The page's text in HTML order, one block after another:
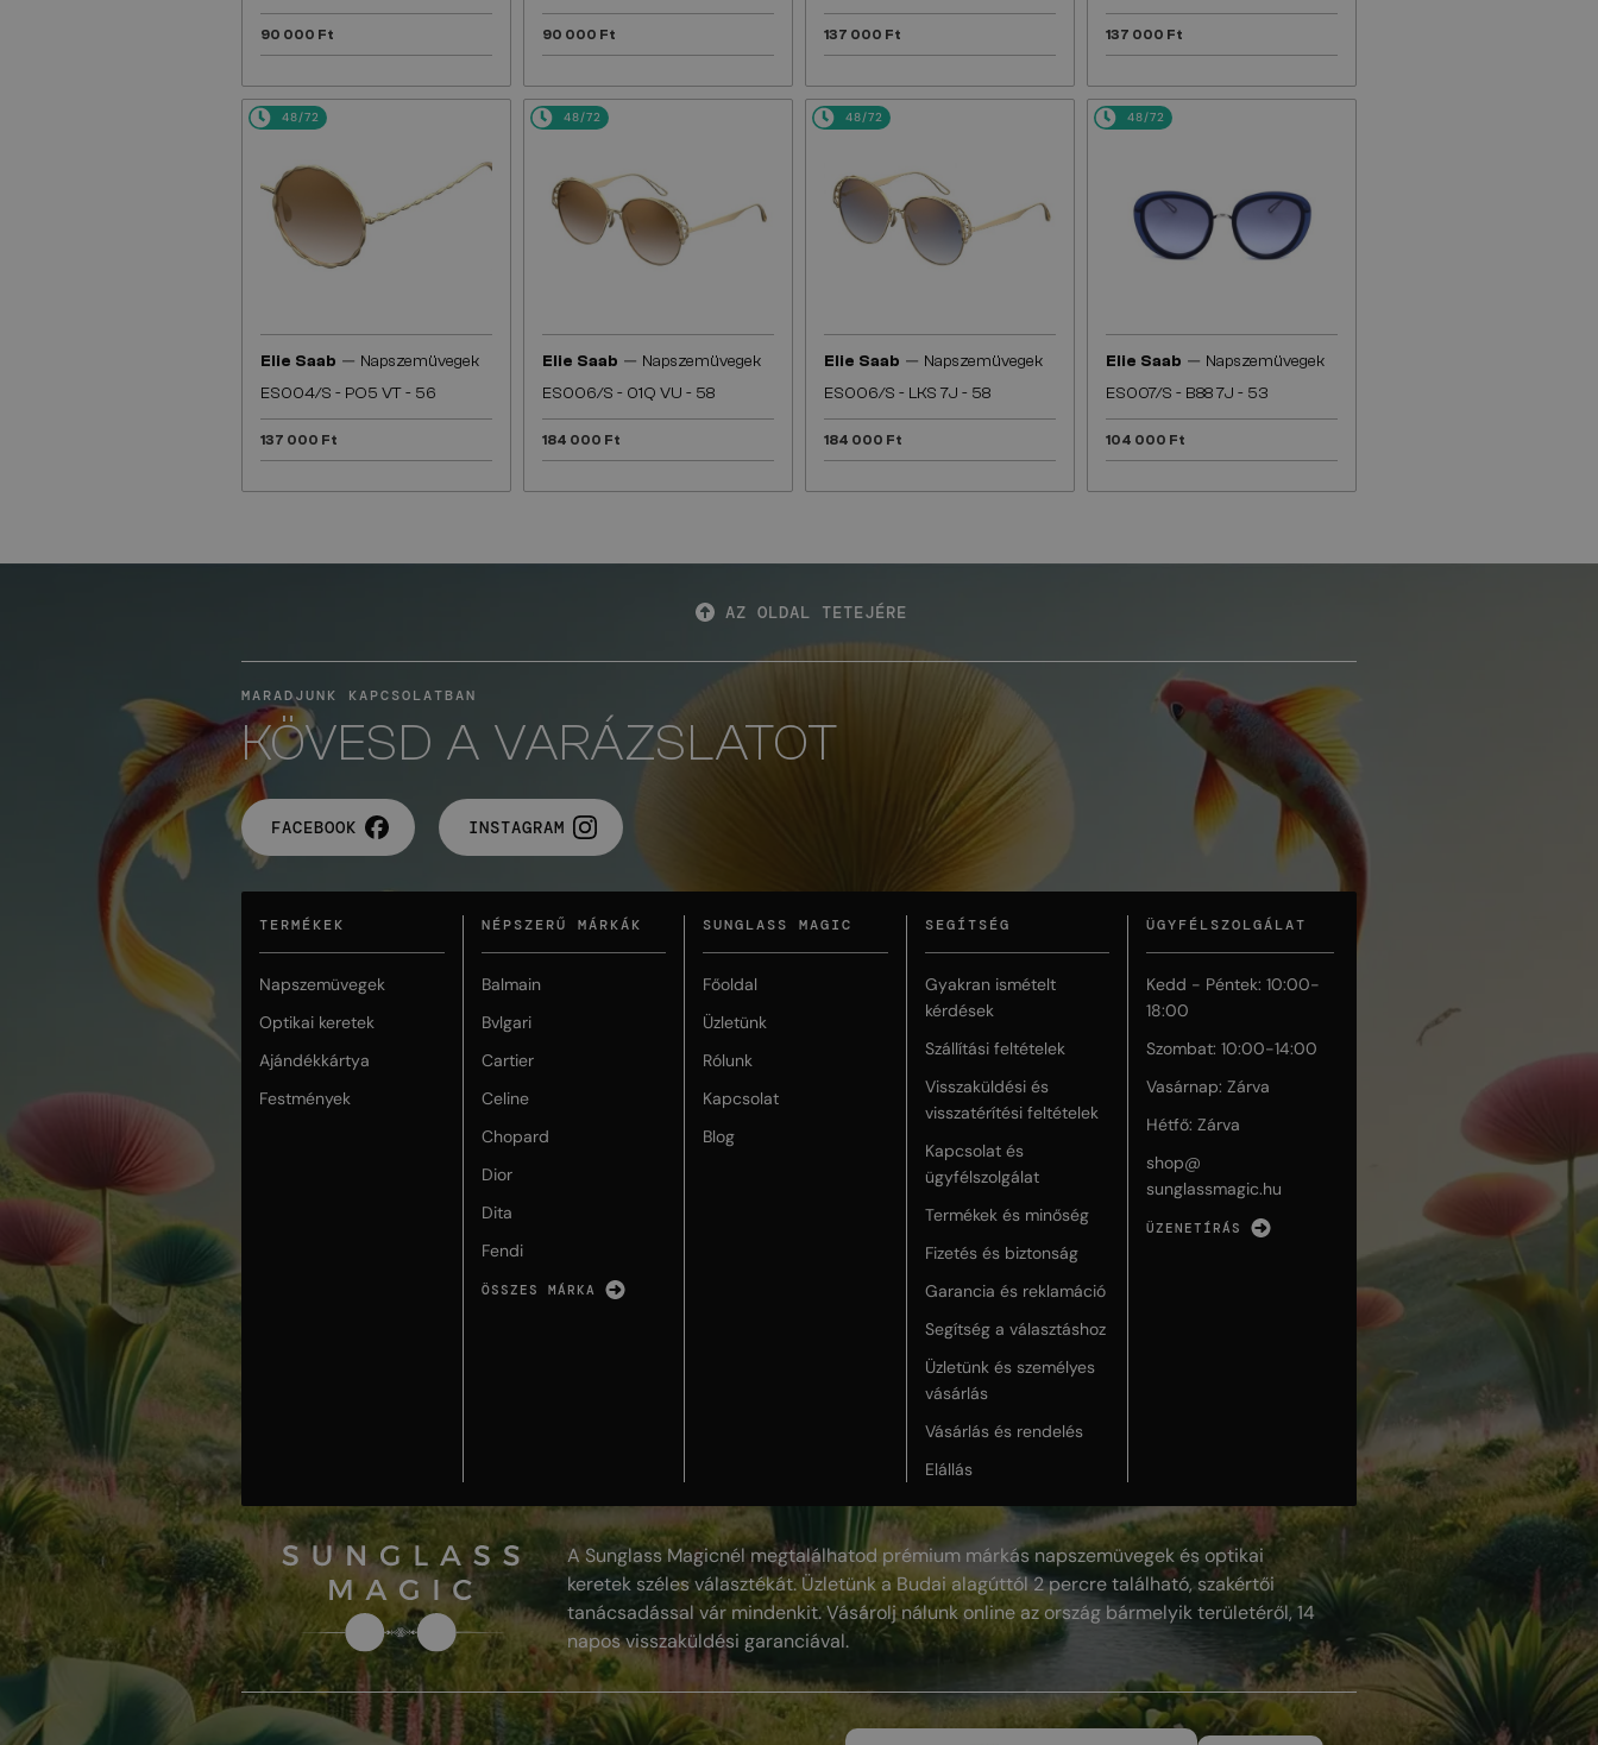
90 000 Ft 90 000 Ft 137 000 Ft 137 000 Ft
48/72
Elie Saab — Napszemüvegek
ES004/S - PO5 VT - 56
137 000 Ft
48/72
Elie Saab — Napszemüvegek
ES006/S - 01Q VU - 58
184 000 Ft
48/72
Elie Saab — Napszemüvegek
ES006/S - LKS 7J - 58
184 000 Ft
48/72
Elie Saab — Napszemüvegek
ES007/S - B88 7J - 53
104 000 Ft
AZ OLDAL TETEJÉRE
MARADJUNK KAPCSOLATBAN
KÖVESD A VARÁZSLATOT
FACEBOOK INSTAGRAM
TERMÉKEK
Napszemüvegek
Optikai keretek
Ajándékkártya
Festmények
NÉPSZERŰ MÁRKÁK
Balmain
Bvlgari
Cartier
Celine
Chopard
Dior
Dita
Fendi
ÖSSZES MÁRKA
SUNGLASS MAGIC
Főoldal
Üzletünk
Rólunk
Kapcsolat
Blog
SEGÍTSÉG
Gyakran ismételt
kérdések
Szállítási feltételek
Visszaküldési és
visszatérítési feltételek
Kapcsolat és
ügyfélszolgálat
Termékek és minőség
Fizetés és biztonság
Garancia és reklamáció
Segítség a választáshoz
Üzletünk és személyes
vásárlás
Vásárlás és rendelés
Elállás
ÜGYFÉLSZOLGÁLAT
Kedd - Péntek: 10:00-
18:00
Szombat: 10:00-14:00
Vasárnap: Zárva
Hétfő: Zárva
shop@
sunglassmagic.hu
ÜZENETÍRÁS
A Sunglass Magicnél megtalálhatod prémium márkás napszemüvegek és optikai
keretek széles választékát. Üzletünk a Budai alagúttól 2 percre található, szakértői
tanácsadással vár mindenkit. Vásárolj nálunk online az ország bármelyik területéről, 14
napos visszaküldési garanciával.